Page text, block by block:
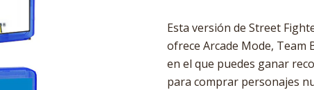
Esta versión de Street
ofrece Arcade Mode, Team
en el que puedes ganar
para comprar personajes